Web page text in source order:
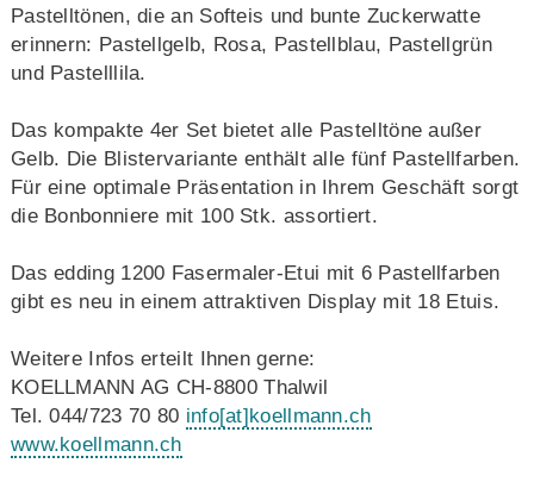
Pastelltönen, die an Softeis und bunte Zuckerwatte
erinnern: Pastellgelb, Rosa, Pastellblau, Pastellgrün
und Pastelllila.
Das kompakte 4er Set bietet alle Pastelltöne außer
Gelb. Die Blistervariante enthält alle fünf Pastellfarben.
Für eine optimale Präsentation in Ihrem Geschäft sorgt
die Bonbonniere mit 100 Stk. assortiert.
Das edding 1200 Fasermaler-Etui mit 6 Pastellfarben
gibt es neu in einem attraktiven Display mit 18 Etuis.
Weitere Infos erteilt Ihnen gerne:
KOELLMANN AG CH-8800 Thalwil
Tel. 044/723 70 80 info[at]koellmann.ch
www.koellmann.ch